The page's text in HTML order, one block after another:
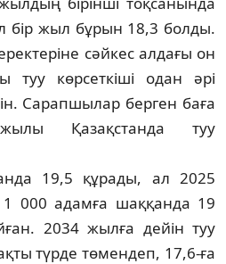
бір жыл бұрын 18,3 болды.
сәйкес ал­дағы он
туу көр­сет­кіші одан әрі
Сарап­шылар берген баға
Қазақстанда туу
19,5 құрады, ал 2025
000 адамға шақ­қанда 19
2034 жыл­ға дейін туу
түр­де төмендеп, 17,6-ға